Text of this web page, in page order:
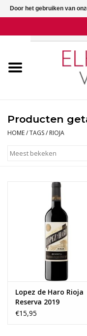
Wijnen
Wijnhuizen
Druif
Wijnaanbiedingen
Wijnberichten
Producten
HOME/TAGS/ RIOJA
Lopez de Haro Rioja
Reserva 2019
€15,95
Door het gebruiken van